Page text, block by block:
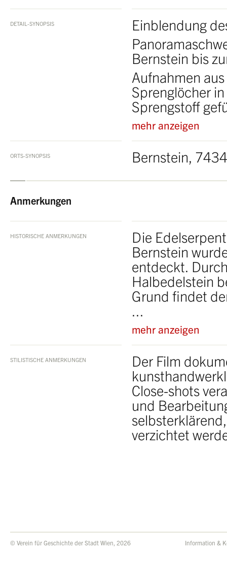
DETAIL-SYNOPSIS
Einblendung
Bernstein bis
Aufnahmen
Sprenglöcher
Sprengstoff
mehr anzeigen
ORTS-SYNOPSIS Bernstein,
Anmerkungen
HISTORISCHE ANMERKUNGEN
Die
Bernstein
entdeckt.
Halbedelstein
Grund findet
...
mehr anzeigen
STILISTISCHE ANMERKUNGEN
Der Film
Close-shots
und
verzichtet
© Verein für Geschichte der Stadt Wien, 2026 Information &